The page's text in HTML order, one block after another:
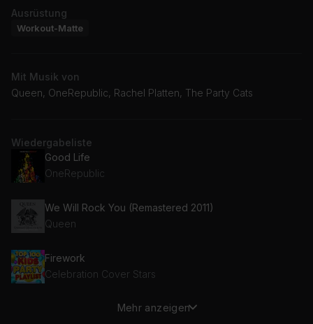
Ausrüstung
Workout-Matte
Mit Musik von
Queen, OneRepublic, Rachel Platten, The Party Cats
Wiedergabeliste
Good Life
OneRepublic
We Will Rock You (Remastered 2011)
Queen
Firework
Celebration Cover Stars
U Can't Touch ThisMehr anzeigen